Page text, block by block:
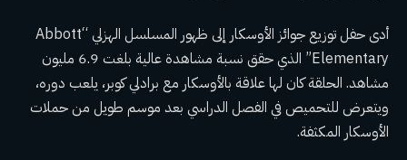
أدى حفل توزيع جوائز الأوسكار إلى ظهور المسلسل الهزلي “Abbott
Elementary” الذي حقق نسبة مشاهدة عالية بلغت 6.9 مليون
مشاهد. الحلقة كان لها علاقة بالأوسكار مع برادلي كوبر، يلعب دوره،
ويتعرض للتحميص في الفصل الدراسي بعد موسم طويل من حملات
الأوسكار المكثفة.